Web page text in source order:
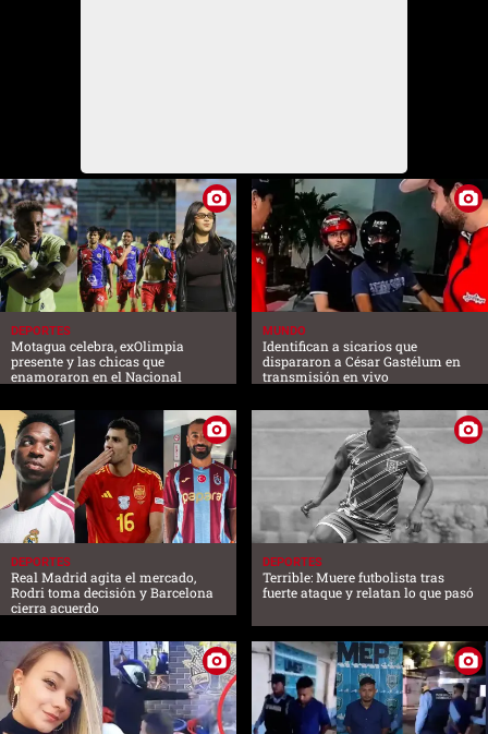
DEPORTES
Motagua celebra, exOlimpia
presente y las chicas que
enamoraron en el Nacional
MUNDO
Identifican a sicarios que
dispararon a César Gastélum en
transmisión en vivo
DEPORTES
Real Madrid agita el mercado,
Rodri toma decisión y Barcelona
cierra acuerdo
DEPORTES
Terrible: Muere futbolista tras
fuerte ataque y relatan lo que pasó